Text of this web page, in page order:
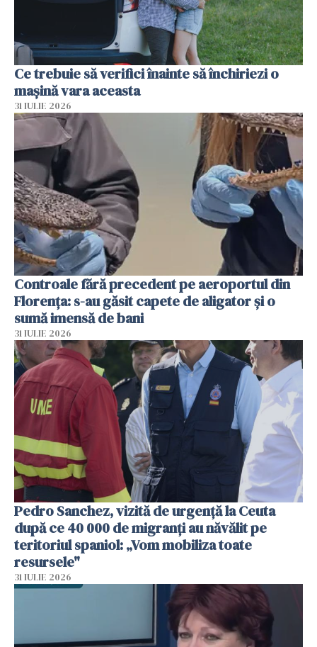
Ce trebuie să verifici înainte să închiriezi o
mașină vara aceasta
31 IULIE 2026
Controale fără precedent pe aeroportul din
Florența: s-au găsit capete de aligator și o
sumă imensă de bani
31 IULIE 2026
Pedro Sanchez, vizită de urgență la Ceuta
după ce 40 000 de migranți au năvălit pe
teritoriul spaniol: „Vom mobiliza toate
resursele"
31 IULIE 2026